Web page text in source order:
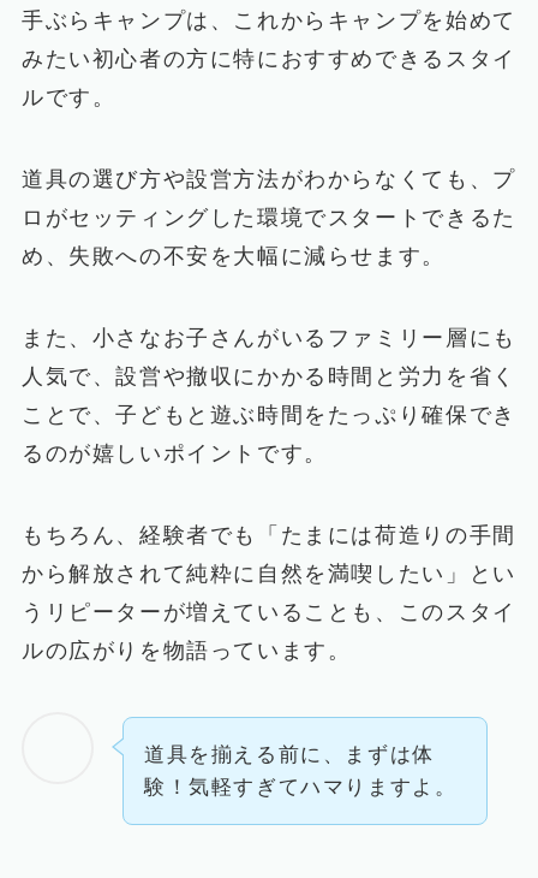
手ぶらキャンプは、これからキャンプを始めて
みたい初心者の方に特におすすめできるスタイ
ルです。
道具の選び方や設営方法がわからなくても、プ
ロがセッティングした環境でスタートできるた
め、失敗への不安を大幅に減らせます。
また、小さなお子さんがいるファミリー層にも
人気で、設営や撤収にかかる時間と労力を省く
ことで、子どもと遊ぶ時間をたっぷり確保でき
るのが嬉しいポイントです。
もちろん、経験者でも「たまには荷造りの手間
から解放されて純粋に自然を満喫したい」とい
うリピーターが増えていることも、このスタイ
ルの広がりを物語っています。
道具を揃える前に、まずは体
験！気軽すぎてハマりますよ。